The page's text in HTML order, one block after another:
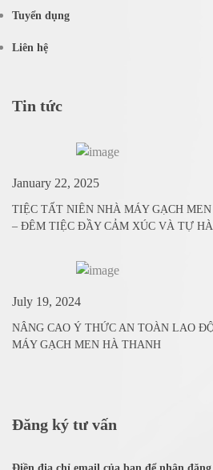
Tuyển dụng
Liên hệ
Tin tức
January 22, 2025
TIỆC TẤT NIÊN NHÀ MÁY GẠCH
– ĐÊM TIỆC ĐẦY CẢM XÚC VÀ TỰ
July 19, 2024
NÂNG CAO Ý THỨC AN TOÀN LAO
MÁY GẠCH MEN HÀ THANH
Đăng ký tư vấn